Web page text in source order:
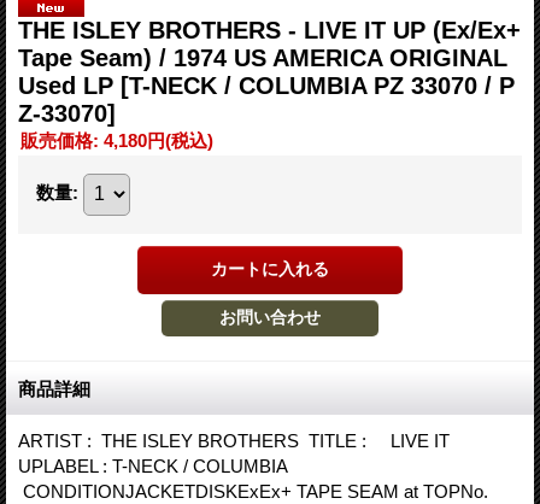
THE ISLEY BROTHERS - LIVE IT UP (Ex/Ex+
Tape Seam) / 1974 US AMERICA ORIGINAL
Used LP [T-NECK / COLUMBIA PZ 33070 / P
Z-33070]
販売価格: 4,180円(税込)
数量:
商品詳細
ARTIST : THE ISLEY BROTHERS TITLE : LIVE IT
UPLABEL : T-NECK / COLUMBIA
CONDITIONJACKETDISKExEx+ TAPE SEAM at TOPNo.